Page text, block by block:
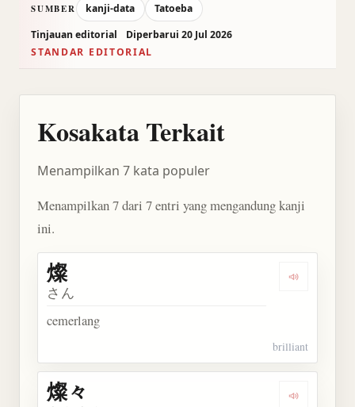
SUMBER kanji-data
Tatoeba
Tinjauan editorial
Diperbarui 20 Jul 2026
STANDAR EDITORIAL
Kosakata Terkait
Menampilkan 7 kata populer
Menampilkan 7 dari 7 entri yang mengandung kanji
ini.
Dengarkan
燦
さん
cemerlang
brilliant
Dengarkan
燦々